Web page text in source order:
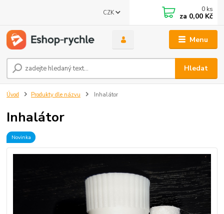
Menu
CZK
Hledat
0 ks
za 0,00 Kč
Úvod Produkty dle názvu Inhalátor
Inhalátor
Novinka